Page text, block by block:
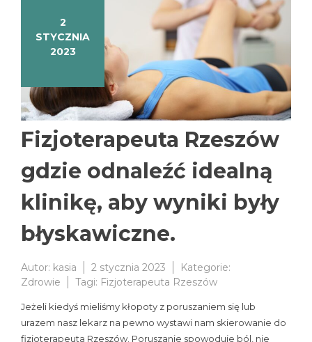
2
STYCZNIA
2023
Fizjoterapeuta Rzeszów
gdzie odnaleźć idealną
klinikę, aby wyniki były
błyskawiczne.
Autor: kasia 2 stycznia 2023
Kategorie:
Zdrowie
Tagi: Fizjoterapeuta Rzeszów
Jeżeli kiedyś mieliśmy kłopoty z poruszaniem się lub
urazem nasz lekarz na pewno wystawi nam skierowanie do
fizjoterapeuta Rzeszów. Poruszanie spowoduje ból, nie